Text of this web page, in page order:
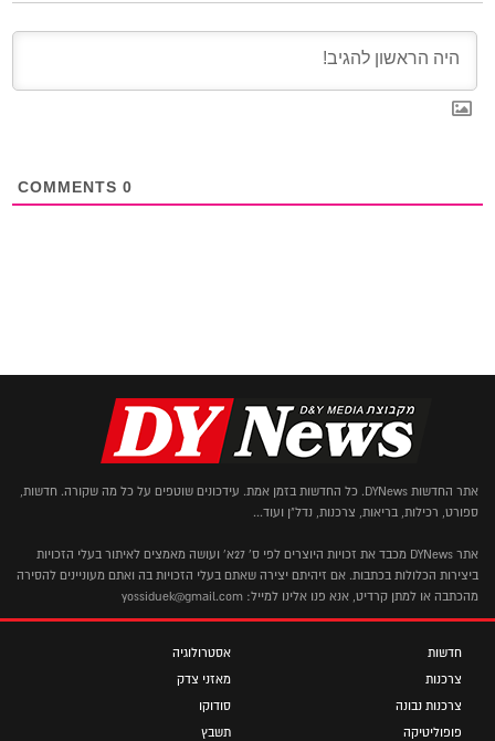
0
אתר החדשות DYNews. כל החדשות בזמן אמת. עידכונים שוטפים על כל מה שקורה. חדשות,
ספורט, רכילות, בריאות, צרכנות, נדל"ן ועוד...
אתר DYNews מכבד את זכויות היוצרים לפי ס' 27א' ועושה מאמצים לאיתור בעלי הזכויות
ביצירות הכלולות בכתבות. אם זיהיתם יצירה שאתם בעלי הזכויות בה ואתם מעוניינים להסירה
מהכתבה או למתן קרדיט, אנא פנו אלינו למייל: yossiduek@gmail.com
חדשות
צרכנות
צרכנות נבונה
פופוליטיקה
אסטרולוגיה
מאזני צדק
סודוקו
תשבץ